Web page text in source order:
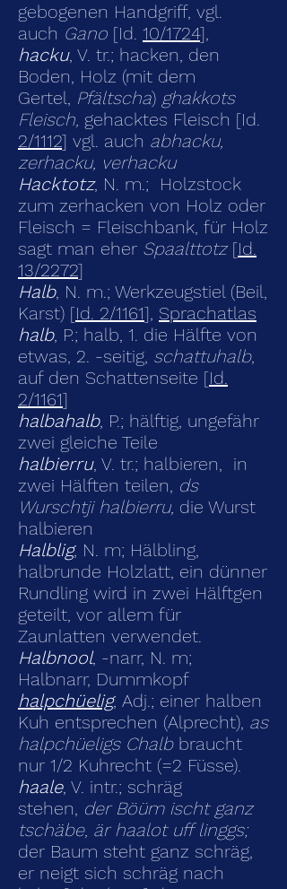
gebogenen Handgriff, vgl.
auch Gano [Id. 10/1724],
hacku, V. tr.; hacken, den
Boden, Holz (mit dem
Gertel, Pfältscha) ghakkots
Fleisch, gehacktes Fleisch [Id.
2/1112] vgl. auch abhacku,
zerhacku, verhacku
Hacktotz, N. m.; Holzstock
zum zerhacken von Holz oder
Fleisch = Fleischbank, für Holz
sagt man eher Spaalttotz [Id.
13/2272]
Halb, N. m.; Werkzeugstiel (Beil,
Karst) [Id. 2/1161], Sprachatlas
halb, P.; halb, 1. die Hälfte von
etwas, 2. -seitig, schattuhalb,
auf den Schattenseite [Id.
2/1161]
halbahalb, P.; hälftig, ungefähr
zwei gleiche Teile
halbierru, V. tr.; halbieren, in
zwei Hälften teilen, ds
Wurschtji halbierru, die Wurst
halbieren
Halblig, N. m; Hälbling,
halbrunde Holzlatt, ein dünner
Rundling wird in zwei Hälftgen
geteilt, vor allem für
Zaunlatten verwendet.
Halbnool, -narr, N. m;
Halbnarr, Dummkopf
halpchüelig, Adj.; einer halben
Kuh entsprechen (Alprecht), as
halpchüeligs Chalb braucht
nur 1/2 Kuhrecht (=2 Füsse).
haale, V. intr.; schräg
stehen, der Böüm ischt ganz
tschäbe, är haalot uff linggs;
der Baum steht ganz schräg,
er neigt sich schräg nach